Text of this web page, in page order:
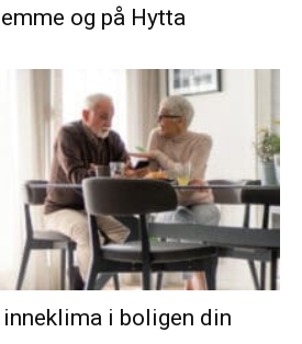
og på Hytta
i boligen din